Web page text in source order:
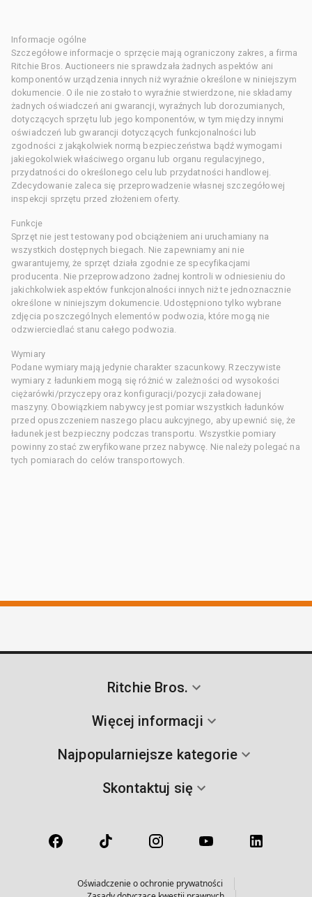
Informacje ogólne
Szczegółowe informacje o sprzęcie mają ograniczony zakres, a firma
Ritchie Bros. Auctioneers nie sprawdzała żadnych aspektów ani
komponentów urządzenia innych niż wyraźnie określone w niniejszym
dokumencie. O ile nie zostało to wyraźnie stwierdzone, nie składamy
żadnych oświadczeń ani gwarancji, wyraźnych lub dorozumianych,
dotyczących sprzętu lub jego komponentów, w tym między innymi
oświadczeń lub gwarancji dotyczących funkcjonalności lub
zgodności z jakąkolwiek normą bezpieczeństwa bądź wymogami
jakiegokolwiek właściwego organu lub organu regulacyjnego,
przydatności do określonego celu lub przydatności handlowej.
Zdecydowanie zaleca się przeprowadzenie własnej szczegółowej
inspekcji sprzętu przed złożeniem oferty.
Funkcje
Sprzęt nie jest testowany pod obciążeniem ani uruchamiany na
wszystkich dostępnych biegach. Nie zapewniamy ani nie
gwarantujemy, że sprzęt działa zgodnie ze specyfikacjami
producenta. Nie przeprowadzono żadnej kontroli w odniesieniu do
jakichkolwiek aspektów funkcjonalności innych niż te jednoznacznie
określone w niniejszym dokumencie. Udostępniono tylko wybrane
zdjęcia poszczególnych elementów podwozia, które mogą nie
odzwierciedlać stanu całego podwozia.
Wymiary
Podane wymiary mają jedynie charakter szacunkowy. Rzeczywiste
wymiary z ładunkiem mogą się różnić w zależności od wysokości
ciężarówki/przyczepy oraz konfiguracji/pozycji załadowanej
maszyny. Obowiązkiem nabywcy jest pomiar wszystkich ładunków
przed opuszczeniem naszego placu aukcyjnego, aby upewnić się, że
ładunek jest bezpieczny podczas transportu. Wszystkie pomiary
powinny zostać zweryfikowane przez nabywcę. Nie należy polegać na
tych pomiarach do celów transportowych.
Ritchie Bros.
Więcej informacji
Najpopularniejsze kategorie
Skontaktuj się
Oświadczenie o ochronie prywatności